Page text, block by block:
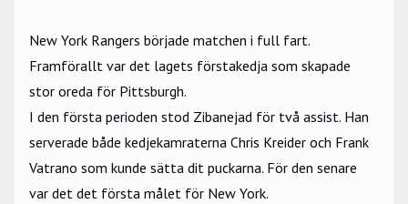
New York Rangers började matchen i full fart.
Framförallt var det lagets förstakedja som skapade
stor oreda för Pittsburgh.
I den första perioden stod Zibanejad för två assist. Han
serverade både kedjekamraterna Chris Kreider och Frank
Vatrano som kunde sätta dit puckarna. För den senare
var det det första målet för New York.